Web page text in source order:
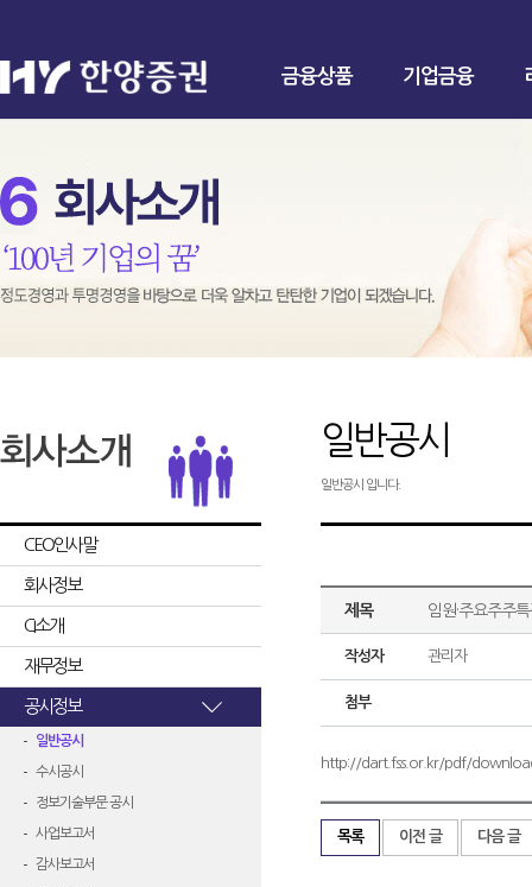
금융상품 기업금융
CEO인사말
회사정보
CI소개
재무정보
공시정보
일반공시
수시공시
정보기술부문 공시
사업보고서
감사보고서
일반공시
일반공시 입니다.
제목 임원·주요주주
작성자 관리자
첨부
http://dart.fss.or.kr/pdf/
목록 이전 글 다음 글